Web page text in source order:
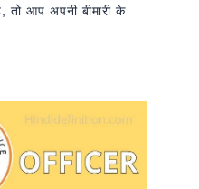
तो आप अपनी बीमारी के